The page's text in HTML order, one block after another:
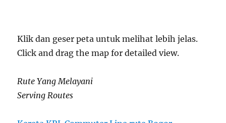
Klik dan geser peta untuk melihat lebih jelas.
Click and drag the map for detailed view.
Rute Yang Melayani
Serving Routes